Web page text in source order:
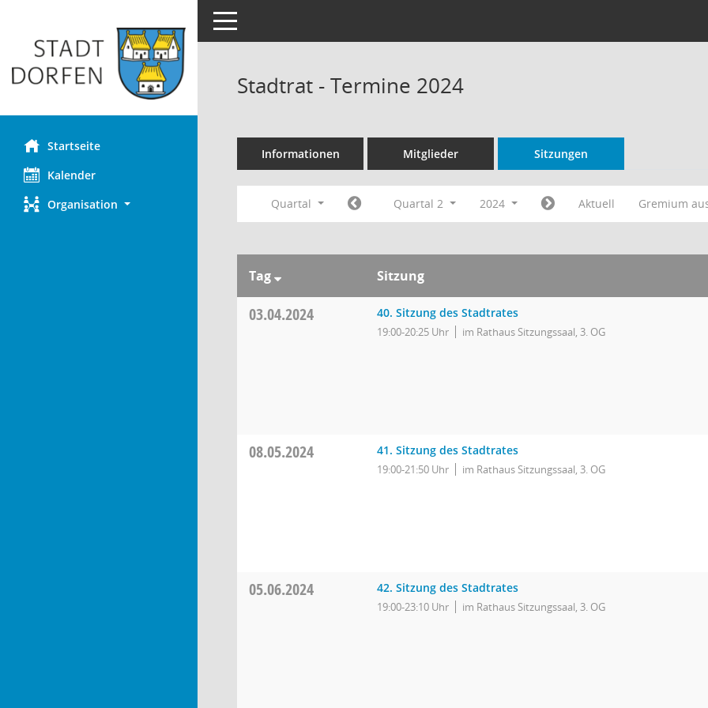
Startseite
Kalender
Organisation
Toggle navigation
Stadtrat - Termine 2024
Informationen Mitglieder Sitzungen
Quartal Quartal 2 2024 Aktuell Gremium
Tag Sitzung
03.04.2024 40. Sitzung des Stadtrates
19:00-20:25 Uhr im Rathaus Sitzungssaal, 3. OG
08.05.2024 41. Sitzung des Stadtrates
19:00-21:50 Uhr im Rathaus Sitzungssaal, 3. OG
05.06.2024 42. Sitzung des Stadtrates
19:00-23:10 Uhr im Rathaus Sitzungssaal, 3. OG